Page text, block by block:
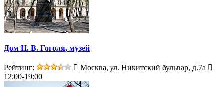
Дом Н. В. Гоголя, музей
Рейтинг:
Москва, ул. Никитский бульвар, д.7а
12:00-19:00